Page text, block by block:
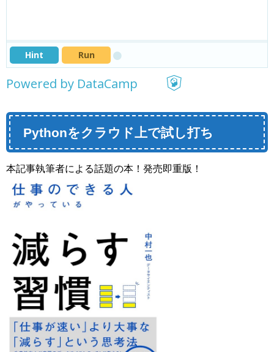
Hint Run
Powered by DataCamp
Pythonをクラウド上で試し打ち
本記事執筆者による話題の本！発売即重版！